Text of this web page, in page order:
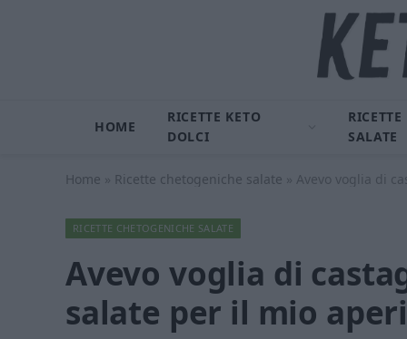
HOME
RICETTE KETO
DOLCI
RICETTE
SALATE
Home » Ricette chetogeniche salate » Avevo voglia di
RICETTE CHETOGENICHE SALATE
Avevo voglia di
salate per il mio